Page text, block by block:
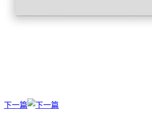
下一篇